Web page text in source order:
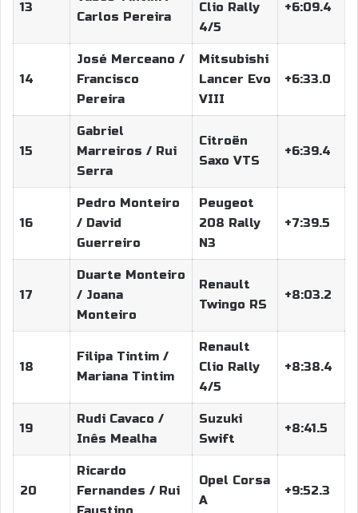
13
Carlos Pereira
Clio Rally
4/5
+6:09.4
14
José Merceano /
Francisco
Pereira
Mitsubishi
Lancer Evo
VIII
+6:33.0
15
Gabriel
Marreiros / Rui
Serra
Citroën
Saxo VTS
+6:39.4
16
Pedro Monteiro
/ David
Guerreiro
Peugeot
208 Rally
N3
+7:39.5
17
Duarte Monteiro
/ Joana
Monteiro
Renault
Twingo RS
+8:03.2
18
Filipa Tintim /
Mariana Tintim
Renault
Clio Rally
4/5
+8:38.4
19
Rudi Cavaco /
Inês Mealha
Suzuki
Swift
+8:41.5
20
Ricardo
Fernandes / Rui
Opel Corsa
A
+9:52.3